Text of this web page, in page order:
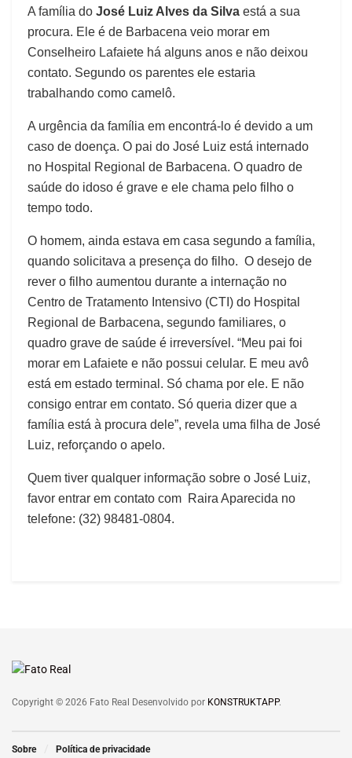
A família do José Luiz Alves da Silva está a sua
procura. Ele é de Barbacena veio morar em
Conselheiro Lafaiete há alguns anos e não deixou
contato. Segundo os parentes ele estaria
trabalhando como camelô.
A urgência da família em encontrá-lo é devido a um
caso de doença. O pai do José Luiz está internado
no Hospital Regional de Barbacena. O quadro de
saúde do idoso é grave e ele chama pelo filho o
tempo todo.
O homem, ainda estava em casa segundo a família,
quando solicitava a presença do filho. O desejo de
rever o filho aumentou durante a internação no
Centro de Tratamento Intensivo (CTI) do Hospital
Regional de Barbacena, segundo familiares, o
quadro grave de saúde é irreversível. “Meu pai foi
morar em Lafaiete e não possui celular. E meu avô
está em estado terminal. Só chama por ele. E não
consigo entrar em contato. Só queria dizer que a
família está à procura dele”, revela uma filha de José
Luiz, reforçando o apelo.
Quem tiver qualquer informação sobre o José Luiz,
favor entrar em contato com Raira Aparecida no
telefone: (32) 98481-0804.
Copyright © 2026 Fato Real Desenvolvido por KONSTRUKTAPP.
Sobre Política de privacidade